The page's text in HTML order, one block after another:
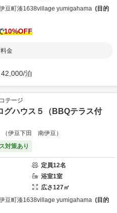
豆町湊1638village yumigahama
目的
10%OFF
金
42,000/泊
テージ
グハウス５（BBQテラス付
伊豆下田 南伊豆）
対策あり
定員12名
浴室1室
広さ127㎡
豆町湊1638village yumigahama
目的